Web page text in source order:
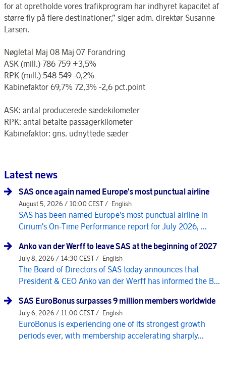
for at opretholde vores trafikprogram har indhyret kapacitet af
større fly på flere destinationer,” siger adm. direktør Susanne
Larsen.
Nøgletal Maj 08 Maj 07 Forandring
ASK (mill.) 786 759 +3,5%
RPK (mill.) 548 549 -0,2%
Kabinefaktor 69,7% 72,3% -2,6 pct.point
ASK: antal producerede sædekilometer
RPK: antal betalte passagerkilometer
Kabinefaktor: gns. udnyttede sæder
Latest news
SAS once again named Europe's most punctual airline
August 5, 2026 / 10:00 CEST / English
SAS has been named Europe's most punctual airline in
Cirium's On-Time Performance report for July 2026, ...
Anko van der Werff to leave SAS at the beginning of 2027
July 8, 2026 / 14:30 CEST / English
The Board of Directors of SAS today announces that
President & CEO Anko van der Werff has informed the B...
SAS EuroBonus surpasses 9 million members worldwide
July 6, 2026 / 11:00 CEST / English
EuroBonus is experiencing one of its strongest growth
periods ever, with membership accelerating sharply...